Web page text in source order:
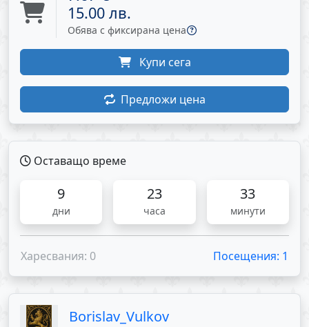
15.00 лв.
Обява с фиксирана цена
Купи сега
Предложи цена
Оставащо време
9
дни
23
часа
33
минути
Харесвания: 0 Посещения: 1
Borislav_Vulkov